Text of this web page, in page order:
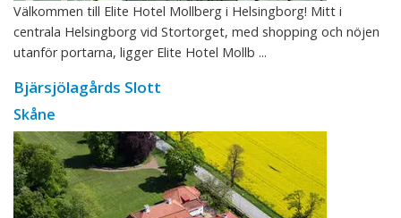
Välkommen till Elite Hotel Mollberg i Helsingborg! Mitt i
centrala Helsingborg vid Stortorget, med shopping och nöjen
utanför portarna, ligger Elite Hotel Mollb ...
Bjärsjölagårds Slott
Skåne